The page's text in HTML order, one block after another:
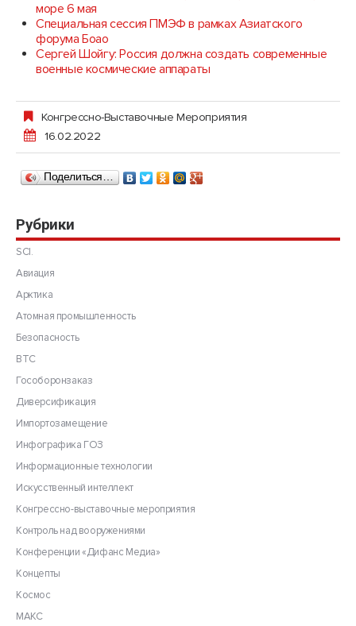
море 6 мая
Специальная сессия ПМЭФ в рамках Азиатского
форума Боао
Сергей Шойгу: Россия должна создать современные
военные космические аппараты
Конгрессно-Выставочные Мероприятия
16.02.2022
Поделиться…
Рубрики
SCI.
Авиация
Арктика
Атомная промышленность
Безопасность
ВТС
Гособоронзаказ
Диверсификация
Импортозамещение
Инфографика ГОЗ
Информационные технологии
Искусственный интеллект
Конгрессно-выставочные мероприятия
Контроль над вооружениями
Конференции «Дифанс Медиа»
Концепты
Космос
МАКС